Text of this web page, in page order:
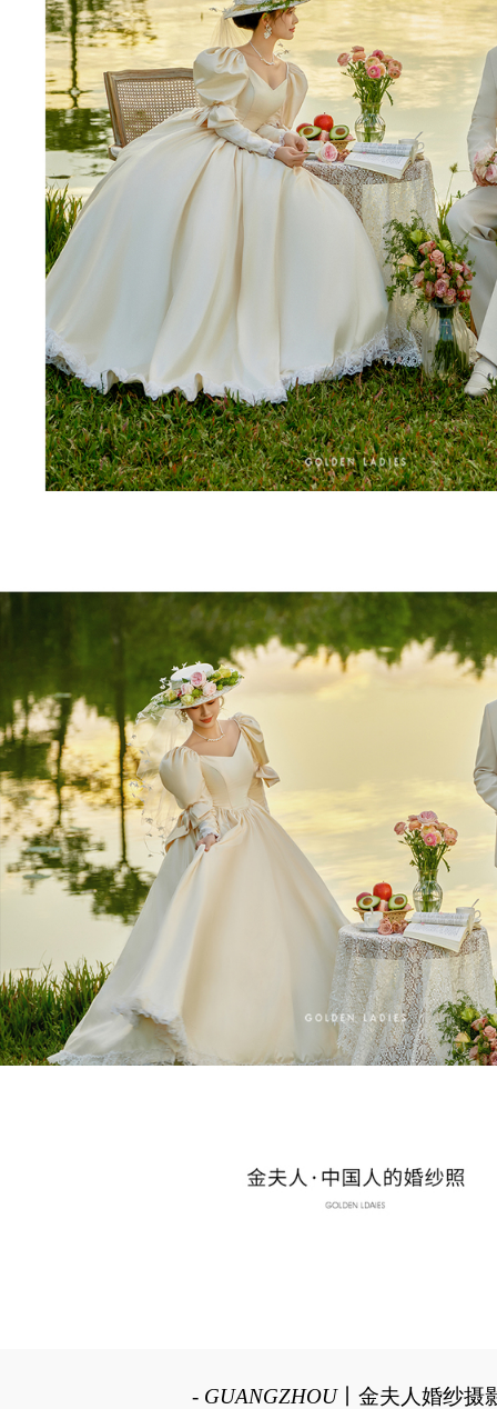
- GUANGZHOU丨金夫人婚纱摄